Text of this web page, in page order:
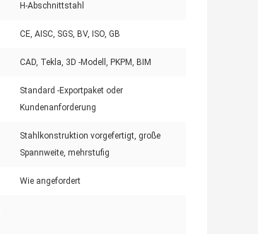
H-Abschnittstahl
CE, AISC, SGS, BV, ISO, GB
CAD, Tekla, 3D -Modell, PKPM, BIM
Standard -Exportpaket oder
Kundenanforderung
Stahlkonstruktion vorgefertigt, große
Spannweite, mehrstufig
Wie angefordert